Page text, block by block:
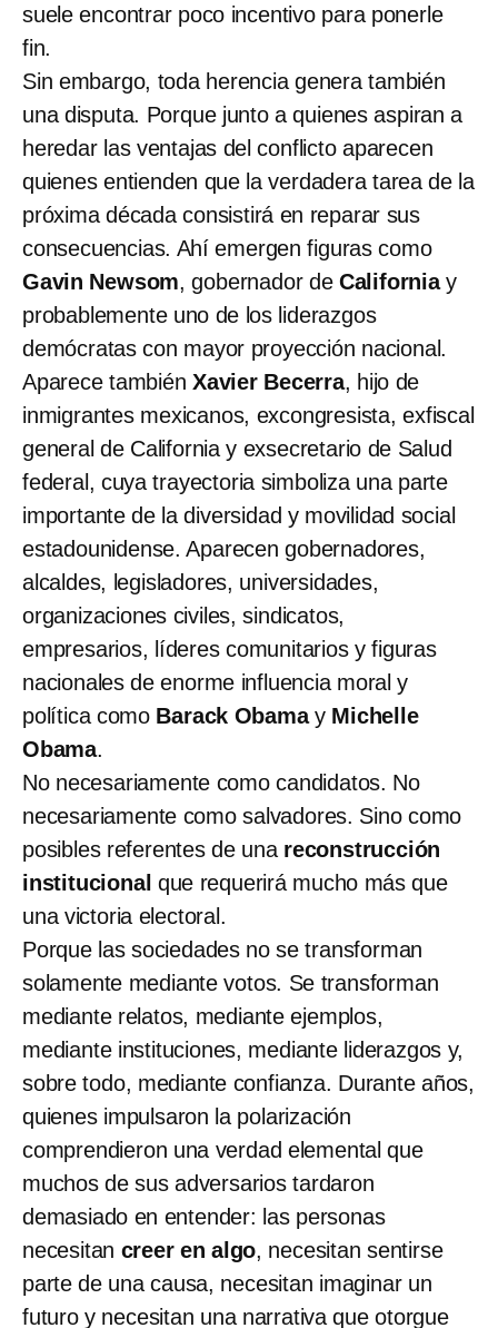
suele encontrar poco incentivo para ponerle
fin.
Sin embargo, toda herencia genera también
una disputa. Porque junto a quienes aspiran a
heredar las ventajas del conflicto aparecen
quienes entienden que la verdadera tarea de la
próxima década consistirá en reparar sus
consecuencias. Ahí emergen figuras como
Gavin Newsom, gobernador de Californiay
probablemente uno de los liderazgos
demócratas con mayor proyección nacional.
Aparece tambiénXavier Becerra, hijo de
inmigrantes mexicanos, excongresista, exfiscal
general de California y exsecretario de Salud
federal, cuya trayectoria simboliza una parte
importante de la diversidad y movilidad social
estadounidense. Aparecen gobernadores,
alcaldes, legisladores, universidades,
organizaciones civiles, sindicatos,
empresarios, líderes comunitarios y figuras
nacionales de enorme influencia moral y
política como Barack ObamayMichelle
Obama.
No necesariamente como candidatos. No
necesariamente como salvadores. Sino como
posibles referentes de una reconstrucción
institucional que requerirá mucho más que
una victoria electoral.
Porque las sociedades no se transforman
solamente mediante votos. Se transforman
mediante relatos, mediante ejemplos,
mediante instituciones, mediante liderazgos y,
sobre todo, mediante confianza. Durante años,
quienes impulsaron la polarización
comprendieron una verdad elemental que
muchos de sus adversarios tardaron
demasiado en entender: las personas
necesitan creer en algo, necesitan sentirse
parte de una causa, necesitan imaginar un
futuro y necesitan una narrativa que otorgue